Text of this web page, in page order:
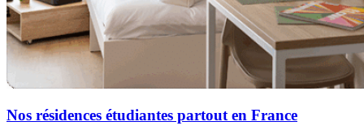
Nos résidences étudiantes partout en France